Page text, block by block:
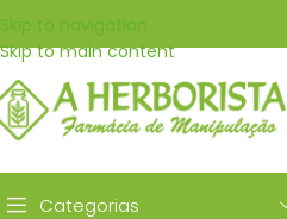
Skip to navigation
Skip to main content
Categorias